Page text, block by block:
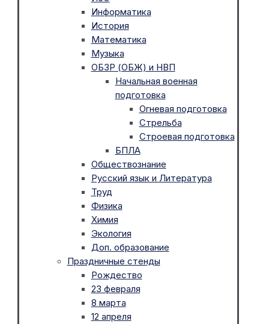
Информатика
История
Математика
Музыка
ОБЗР (ОБЖ) и НВП
Начальная военная
подготовка
Огневая подготовка
Стрельба
Строевая подготовка
БПЛА
Обществознание
Русский язык и Литература
Труд
Физика
Химия
Экология
Доп. образование
Праздничные стенды
Рождество
23 февраля
8 марта
12 апреля